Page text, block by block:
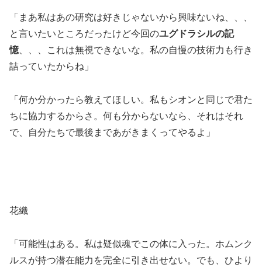
「まあ私はあの研究は好きじゃないから興味ないね、、、
と言いたいところだったけど今回のユグドラシルの記
憶 、、、これは無視できないな。私の自慢の技術力も行き
詰っていたからね」
「何か分かったら教えてほしい。私もシオンと同じで君た
ちに協力するからさ。何も分からないなら、それはそれ
で、自分たちで最後まであがきまくってやるよ」
花織
「可能性はある。私は疑似魂でこの体に入った。ホムンク
ルスが持つ潜在能力を完全に引き出せない。でも、ひより